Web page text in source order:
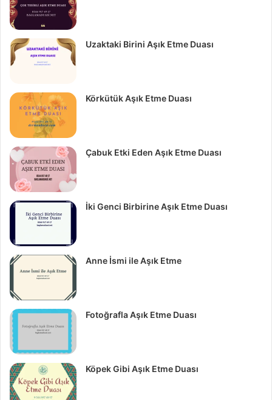
Uzaktaki Birini Aşık Etme Duası
Körkütük Aşık Etme Duası
Çabuk Etki Eden Aşık Etme Duası
İki Genci Birbirine Aşık Etme Duası
Anne İsmi ile Aşık Etme
Fotoğrafla Aşık Etme Duası
Köpek Gibi Aşık Etme Duası